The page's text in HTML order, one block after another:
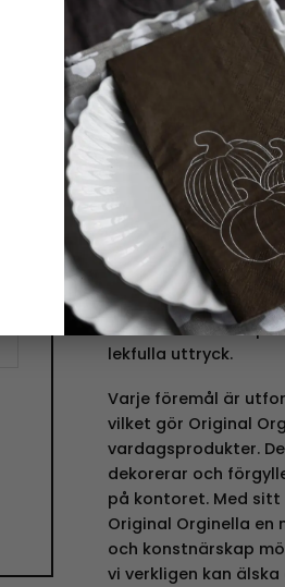
perfekt i handen
Detta charmiga
vilket gör det enkelt
ditt kök. Kombinera
härligt matchande
Varumärke
Original Orginella,
som väcker leenden
charmiga,
hantverkskänsla i
till disktrasor och
lekfulla uttryck.
Varje föremål är
vilket gör Original
vardagsprodukter.
dekorerar och
på kontoret. Med
Original Orginella en
och konstnärskap
vi verkligen kan